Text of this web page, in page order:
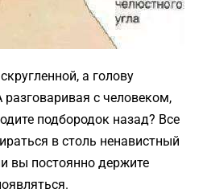
а голову
с человеком,
подбородок назад? Все
в столь ненавистный
вы постоянно держите